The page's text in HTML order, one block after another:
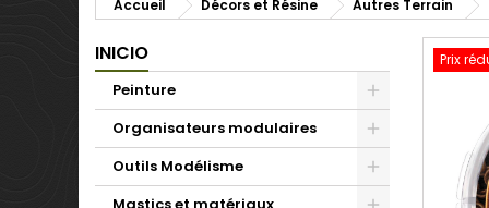
Accueil Décors et Résine Autres Terrain
INICIO
Peinture
Organisateurs modulaires
Outils Modélisme
Prix